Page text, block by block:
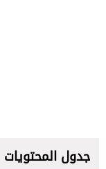
جدول المحتويات